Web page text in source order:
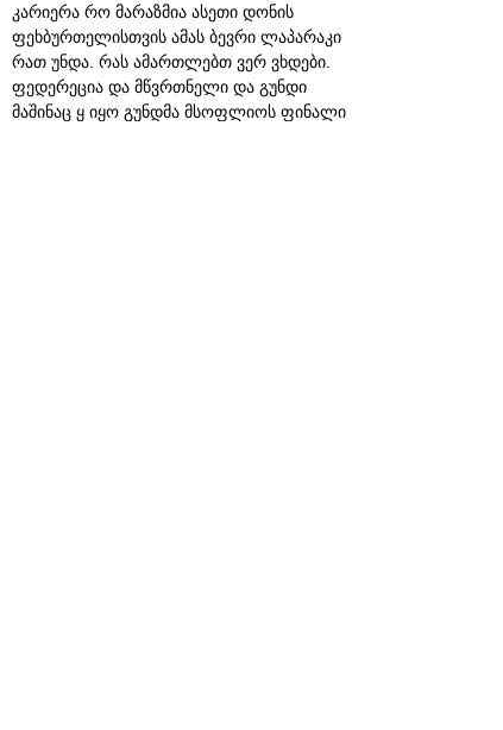
კარიერა რო მარაზმია ასეთი დონის
ფეხბურთელისთვის ამას ბევრი ლაპარაკი
რათ უნდა. რას ამართლებთ ვერ ვხდები.
ფედერეცია და მწვრთნელი და გუნდი
მაშინაც ყ იყო გუნდმა მსოფლიოს ფინალი